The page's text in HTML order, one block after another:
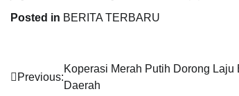
Posted in BERITA TERBARU
Navigasi
Previous:
Koperasi Merah Putih Dorong Laju
Daerah